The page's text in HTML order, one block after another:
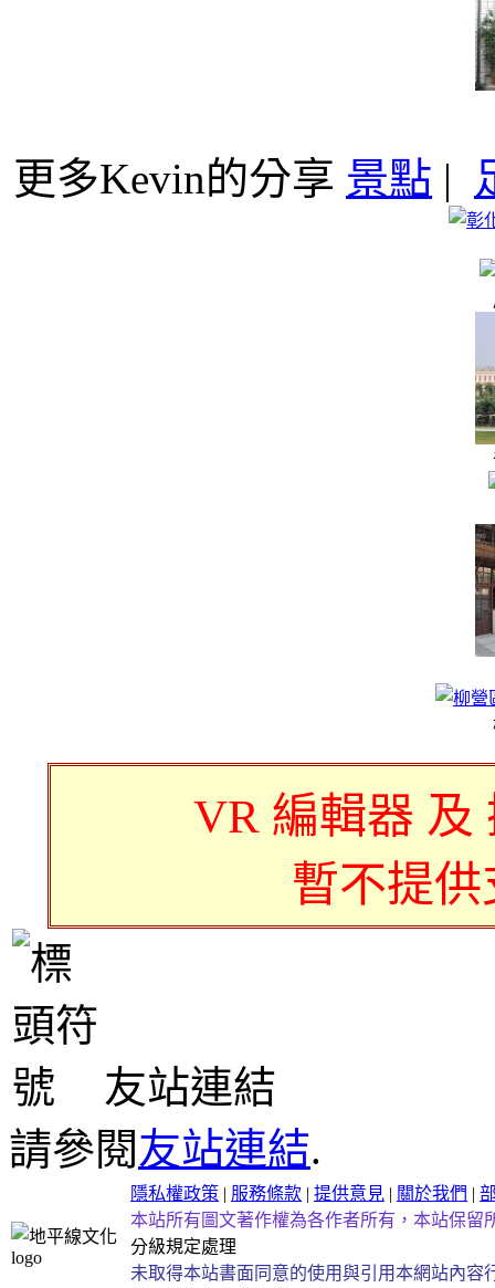
更多Kevin的分享 景點 |
VR 編輯器 及
暫不提
友站連結
請參閱友站連結.
隱私權政策 | 服務條款 | 提供意見 | 關於我們 |
本站所有圖文著作權為各作者所有，本站保留
分級規定處理
未取得本站書面同意的使用與引用本網站內